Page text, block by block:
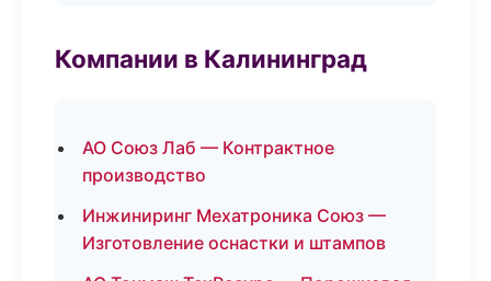
Компании в Калининград
АО Союз Лаб — Контрактное
производство
Инжиниринг Мехатроника Союз —
Изготовление оснастки и штампов